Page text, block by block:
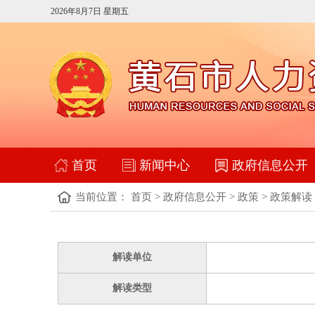
2026年8月7日 星期五
首页 新闻中心 政府信息公开
当前位置： 首页 > 政府信息公开 > 政策 > 政策解读
解读单位
解读类型